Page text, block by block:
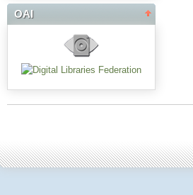
OAI